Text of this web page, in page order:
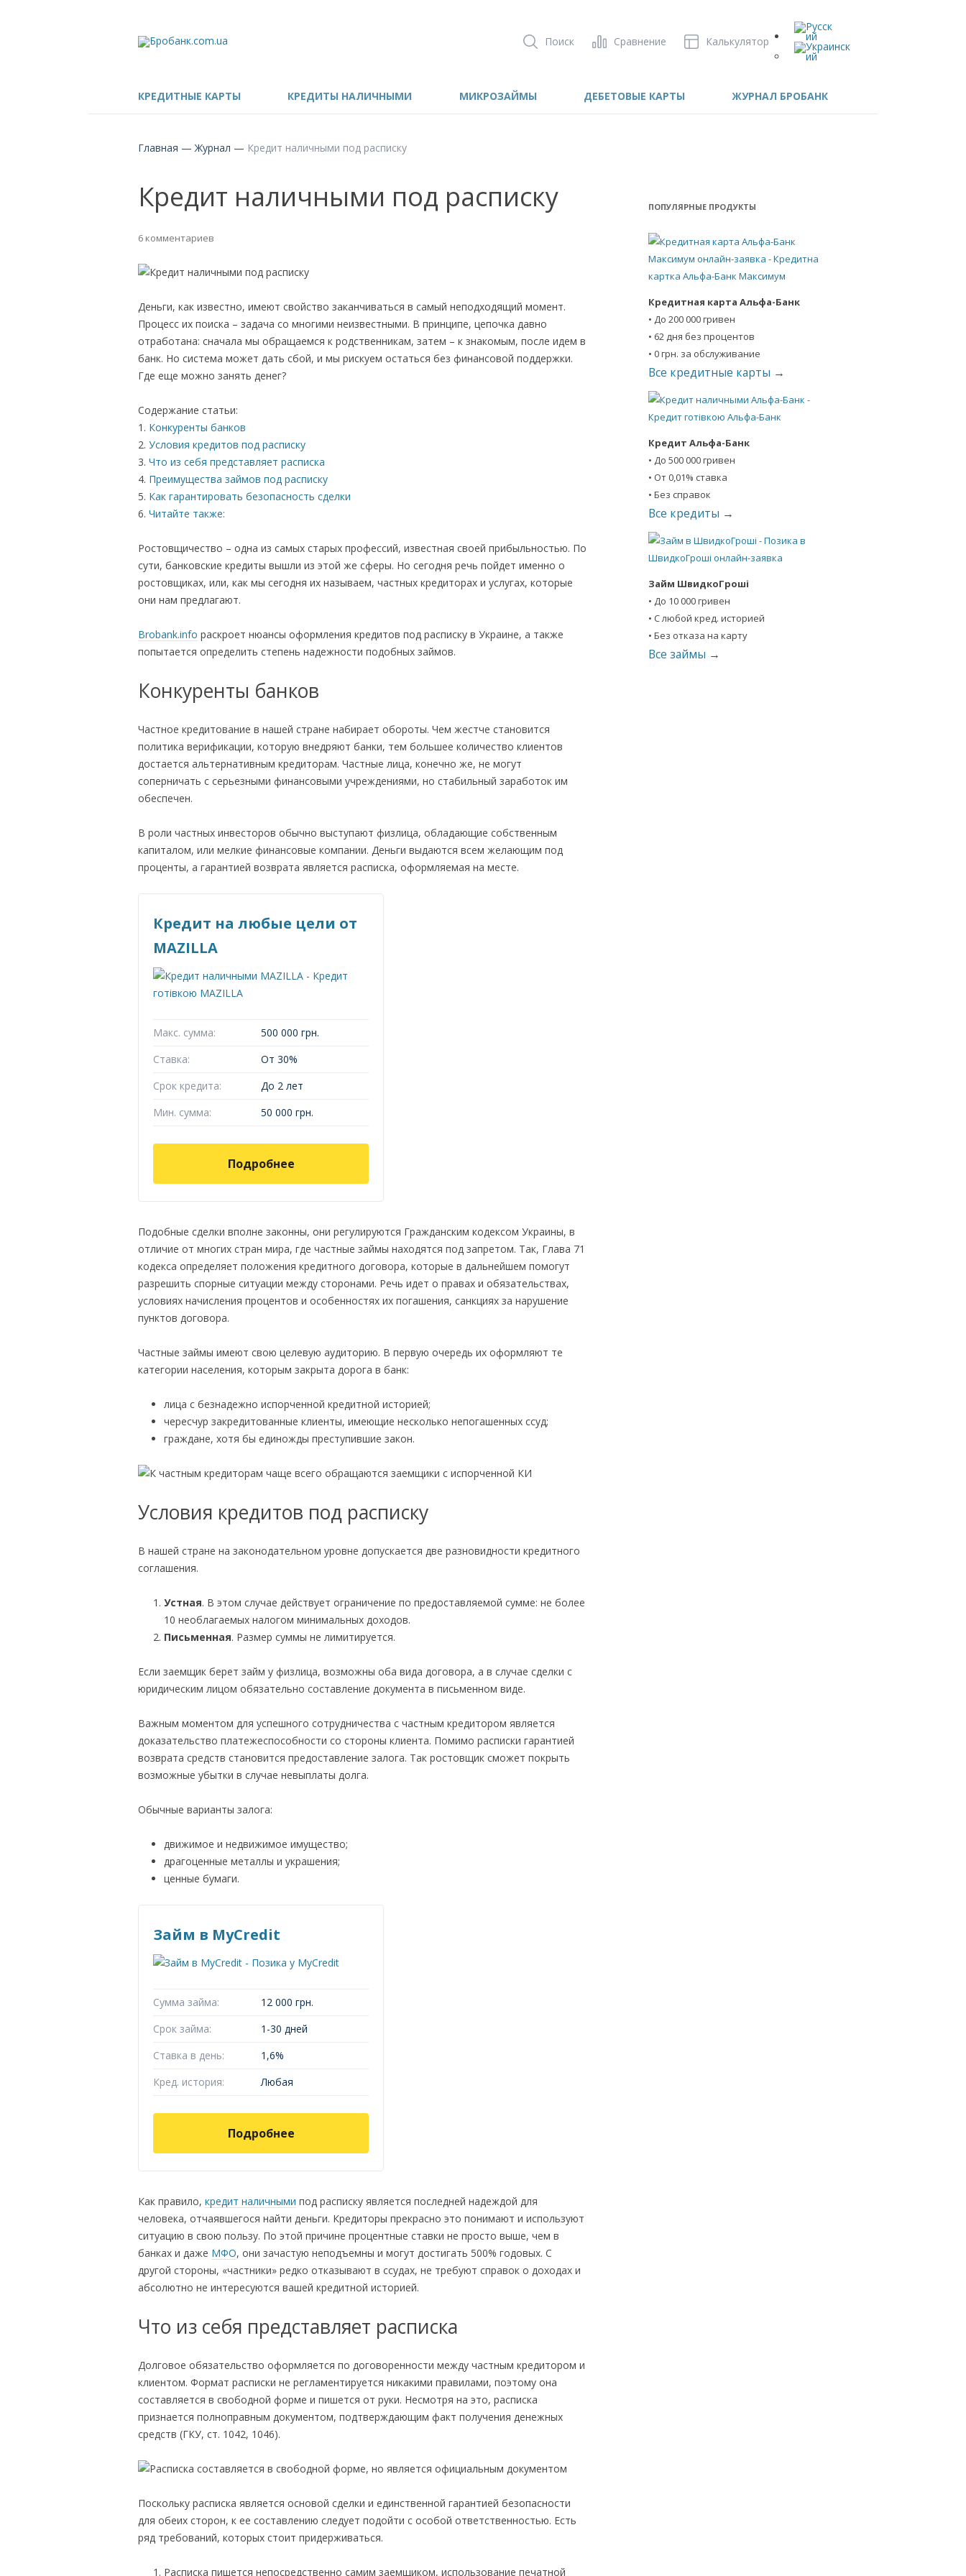
Поиск Сравнение Калькулятор
П
р
д
е
КРЕДИТНЫЕ КАРТЫ КРЕДИТЫ НАЛИЧНЫМИ МИКРОЗАЙМЫ ДЕБЕТОВЫЕ КАРТЫ ЖУРНАЛ БРОБАНК
Главная — Журнал — Кредит наличными под расписку
Кредит наличными под расписку
6 комментариев
Деньги, как известно, имеют свойство заканчиваться в самый неподходящий момент.
Процесс их поиска – задача со многими неизвестными. В принципе, цепочка давно
отработана: сначала мы обращаемся к родственникам, затем – к знакомым, после идем в
банк. Но система может дать сбой, и мы рискуем остаться без финансовой поддержки.
Где еще можно занять денег?
Содержание статьи:
Конкуренты банков
Условия кредитов под расписку
Что из себя представляет расписка
Преимущества займов под расписку
Как гарантировать безопасность сделки
Читайте также:
Ростовщичество – одна из самых старых профессий, известная своей прибыльностью. По
сути, банковские кредиты вышли из этой же сферы. Но сегодня речь пойдет именно о
ростовщиках, или, как мы сегодня их называем, частных кредиторах и услугах, которые
они нам предлагают.
Brobank.info раскроет нюансы оформления кредитов под расписку в Украине, а также
попытается определить степень надежности подобных займов.
Конкуренты банков
Частное кредитование в нашей стране набирает обороты. Чем жестче становится
политика верификации, которую внедряют банки, тем большее количество клиентов
достается альтернативным кредиторам. Частные лица, конечно же, не могут
соперничать с серьезными финансовыми учреждениями, но стабильный заработок им
обеспечен.
В роли частных инвесторов обычно выступают физлица, обладающие собственным
капиталом, или мелкие финансовые компании. Деньги выдаются всем желающим под
проценты, а гарантией возврата является расписка, оформляемая на месте.
Кредит на любые цели от
MAZILLA
Макс. сумма:
500 000 грн.
Ставка:
От 30%
Срок кредита:
До 2 лет
Мин. сумма:
50 000 грн.
Подробнее
Подобные сделки вполне законны, они регулируются Гражданским кодексом Украины, в
отличие от многих стран мира, где частные займы находятся под запретом. Так, Глава 71
кодекса определяет положения кредитного договора, которые в дальнейшем помогут
разрешить спорные ситуации между сторонами. Речь идет о правах и обязательствах,
условиях начисления процентов и особенностях их погашения, санкциях за нарушение
пунктов договора.
Частные займы имеют свою целевую аудиторию. В первую очередь их оформляют те
категории населения, которым закрыта дорога в банк:
лица с безнадежно испорченной кредитной историей;
чересчур закредитованные клиенты, имеющие несколько непогашенных ссуд;
граждане, хотя бы единожды преступившие закон.
Условия кредитов под расписку
В нашей стране на законодательном уровне допускается две разновидности кредитного
соглашения.
Устная. В этом случае действует ограничение по предоставляемой сумме: не более
10 необлагаемых налогом минимальных доходов.
Письменная. Размер суммы не лимитируется.
Если заемщик берет займ у физлица, возможны оба вида договора, а в случае сделки с
юридическим лицом обязательно составление документа в письменном виде.
Важным моментом для успешного сотрудничества с частным кредитором является
доказательство платежеспособности со стороны клиента. Помимо расписки гарантией
возврата средств становится предоставление залога. Так ростовщик сможет покрыть
возможные убытки в случае невыплаты долга.
Обычные варианты залога:
движимое и недвижимое имущество;
драгоценные металлы и украшения;
ценные бумаги.
Займ в MyCredit
Сумма займа:
12 000 грн.
Срок займа:
1-30 дней
Ставка в день:
1,6%
Кред. история:
Любая
Подробнее
Как правило, кредит наличными под расписку является последней надеждой для
человека, отчаявшегося найти деньги. Кредиторы прекрасно это понимают и используют
ситуацию в свою пользу. По этой причине процентные ставки не просто выше, чем в
банках и даже МФО, они зачастую неподъемны и могут достигать 500% годовых. С
другой стороны, «частники» редко отказывают в ссудах, не требуют справок о доходах и
абсолютно не интересуются вашей кредитной историей.
Что из себя представляет расписка
Долговое обязательство оформляется по договоренности между частным кредитором и
клиентом. Формат расписки не регламентируется никакими правилами, поэтому она
составляется в свободной форме и пишется от руки. Несмотря на это, расписка
признается полноправным документом, подтверждающим факт получения денежных
средств (ГКУ, ст. 1042, 1046).
Поскольку расписка является основой сделки и единственной гарантией безопасности
для обеих сторон, к ее составлению следует подойти с особой ответственностью. Есть
ряд требований, которых стоит придерживаться.
Расписка пишется непосредственно самим заемщиком, использование печатной
ПОПУЛЯРНЫЕ ПРОДУКТЫ
Кредитная карта Альфа-Банк
• До 200 000 гривен
• 62 дня без процентов
• 0 грн. за обслуживание
Все кредитные карты →
Кредит Альфа-Банк
• До 500 000 гривен
• От 0,01% ставка
• Без справок
Все кредиты →
Займ ШвидкоГроші
• До 10 000 гривен
• С любой кред. историей
• Без отказа на карту
Все займы →